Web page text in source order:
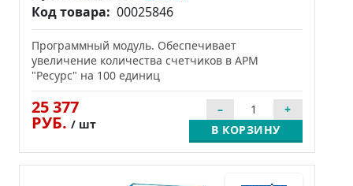
Код товара: 00025846
Программный модуль. Обеспечивает
увеличение количества счетчиков в АРМ
"Ресурс" на 100 единиц
25 377
РУБ. / шт В КОРЗИНУ